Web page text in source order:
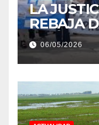
LA
REBAJA
06/05/2026